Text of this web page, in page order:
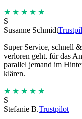
★★★★★
S
Susanne Schmidt
Super Service, schnell
verloren geht, für das
parallel jemand im
klären.
★★★★★
S
Stefanie B.Trustpilot